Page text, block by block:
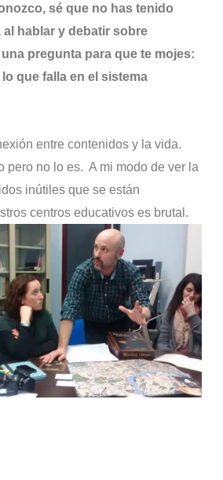
sé que no has tenido
al hablar y debatir sobre
pregunta para que te mojes:
que falla en el sistema
entre contenidos y la vida.
pero no lo es. A mi modo de ver la
inútiles que se están
centros educativos es brutal.